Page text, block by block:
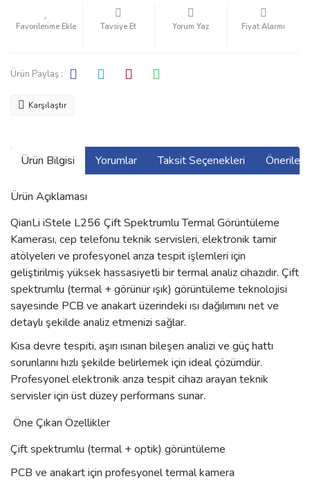
Tavsiye Et Yorum Yaz Fiyat Alarmı
Ürün Paylaş :
Karşılaştır
Ürün Bilgisi Yorumlar Taksit Seçenekleri
Ürün Açıklaması
QianLi iStele L256 Çift Spektrumlu Termal Görüntüleme
Kamerası, cep telefonu teknik servisleri, elektronik tamir
atölyeleri ve profesyonel arıza tespit işlemleri için
geliştirilmiş yüksek hassasiyetli bir termal analiz cihazıdır. Çift
spektrumlu (termal + görünür ışık) görüntüleme teknolojisi
sayesinde PCB ve anakart üzerindeki ısı dağılımını net ve
detaylı şekilde analiz etmenizi sağlar.
Kısa devre tespiti, aşırı ısınan bileşen analizi ve güç hattı
sorunlarını hızlı şekilde belirlemek için ideal çözümdür.
Profesyonel elektronik arıza tespit cihazı arayan teknik
servisler için üst düzey performans sunar.
Öne Çıkan Özellikler
Çift spektrumlu (termal + optik) görüntüleme
PCB ve anakart için profesyonel termal kamera